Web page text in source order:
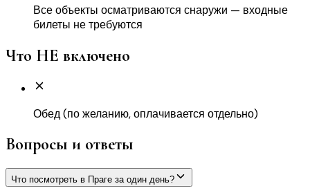
Все объекты осматриваются снаружи — входные
билеты не требуются
Что НЕ включено
Обед (по желанию, оплачивается отдельно)
Вопросы и ответы
Что посмотреть в Праге за один день?